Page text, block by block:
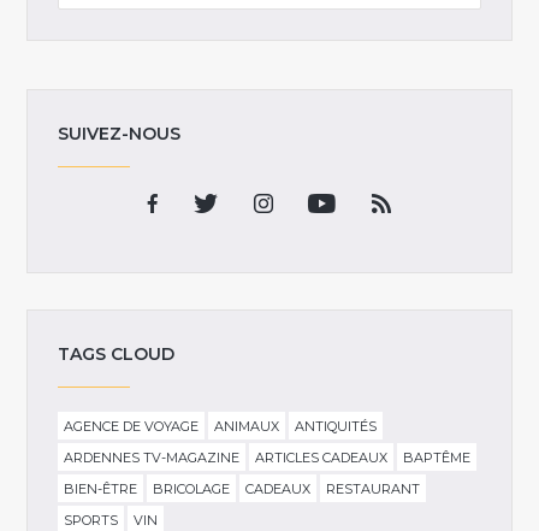
SUIVEZ-NOUS
TAGS CLOUD
AGENCE DE VOYAGE ANIMAUX
ANTIQUITÉS
ARDENNES TV-MAGAZINE
ARTICLES CADEAUX
BAPTÊME
BIEN-ÊTRE
BRICOLAGE CADEAUX
RESTAURANT
SPORTS
VIN